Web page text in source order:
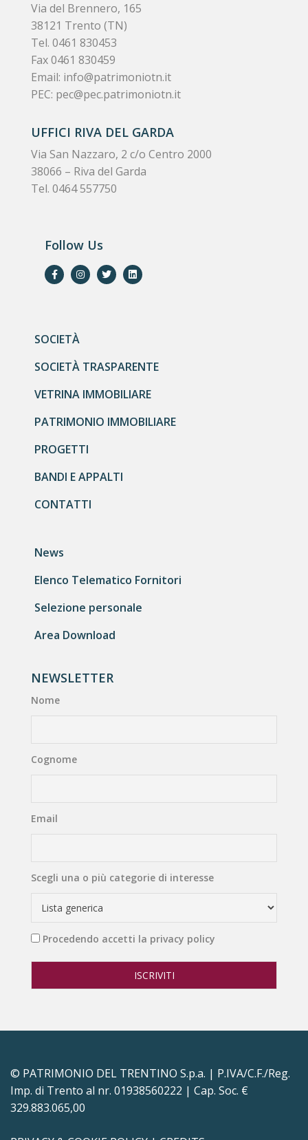
Via del Brennero, 165
38121 Trento (TN)
Tel. 0461 830453
Fax 0461 830459
Email: info@patrimoniotn.it
PEC: pec@pec.patrimoniotn.it
UFFICI RIVA DEL GARDA
Via San Nazzaro, 2 c/o Centro 2000
38066 – Riva del Garda
Tel. 0464 557750
Follow Us
SOCIETÀ
SOCIETÀ TRASPARENTE
VETRINA IMMOBILIARE
PATRIMONIO IMMOBILIARE
PROGETTI
BANDI E APPALTI
CONTATTI
News
Elenco Telematico Fornitori
Selezione personale
Area Download
NEWSLETTER
Nome
Cognome
Email
Scegli una o più categorie di interesse
Procedendo accetti la privacy policy
© PATRIMONIO DEL TRENTINO S.p.a. | P.IVA/C.F./Reg.
Imp. di Trento al nr. 01938560222 | Cap. Soc. €
329.883.065,00